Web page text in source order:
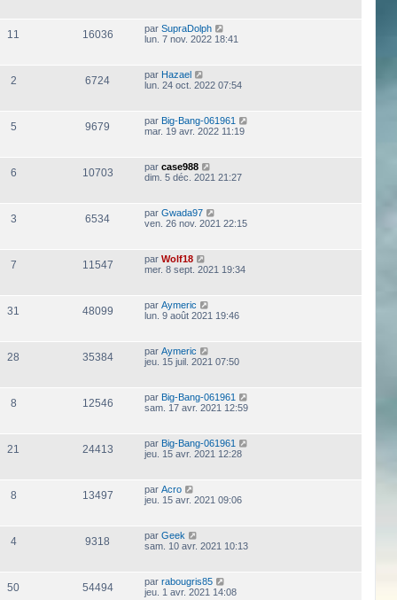
11 16036 par SupraDolph
lun. 7 nov. 2022 18:41
2 6724 par Hazael
lun. 24 oct. 2022 07:54
5 9679 par Big-Bang-061961
mar. 19 avr. 2022 11:19
6 10703 par case988
dim. 5 déc. 2021 21:27
3 6534 par Gwada97
ven. 26 nov. 2021 22:15
7 11547 par Wolf18
mer. 8 sept. 2021 19:34
31 48099 par Aymeric
lun. 9 août 2021 19:46
28 35384 par Aymeric
jeu. 15 juil. 2021 07:50
8 12546 par Big-Bang-061961
sam. 17 avr. 2021 12:59
21 24413 par Big-Bang-061961
jeu. 15 avr. 2021 12:28
8 13497 par Acro
jeu. 15 avr. 2021 09:06
4 9318 par Geek
sam. 10 avr. 2021 10:13
50 54494 par rabougris85
jeu. 1 avr. 2021 14:08